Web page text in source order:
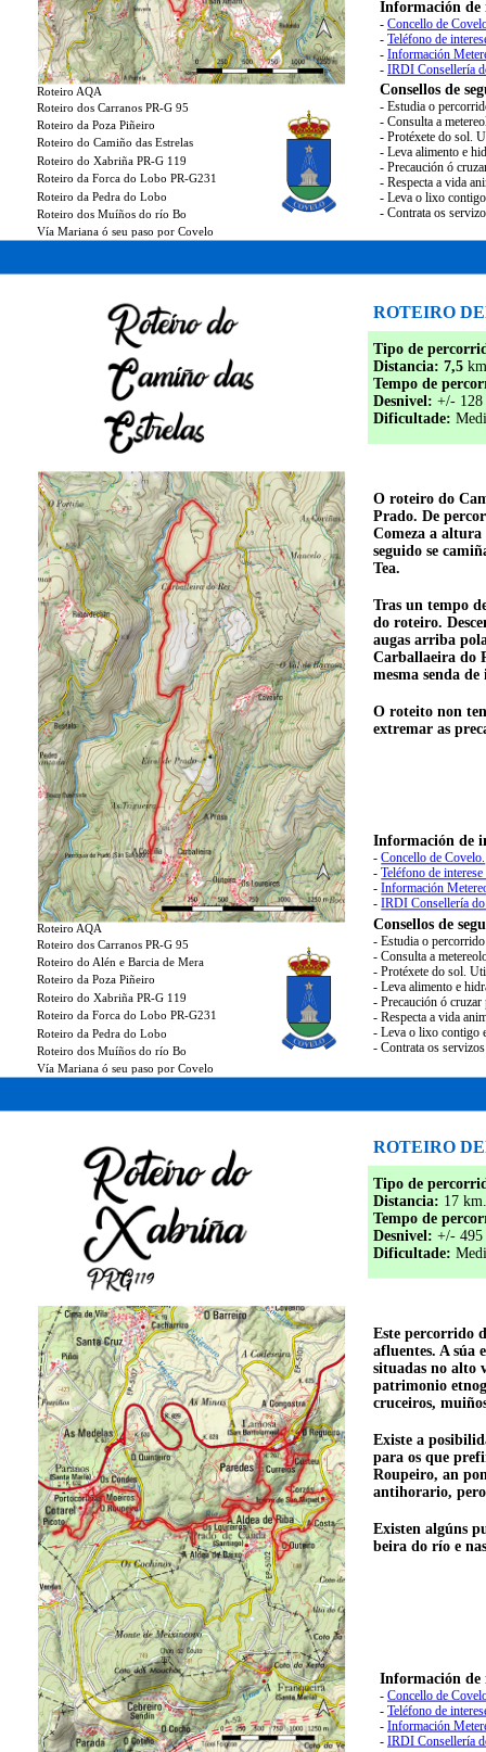
Roteiro AQA
Roteiro dos Carranos PR-G 95
Roteiro da Poza Piñeiro
Roteiro do Camiño das Estrelas
Roteiro do Xabriña PR-G 119
Roteiro da Forca do Lobo PR-G231
Roteiro da Pedra do Lobo
Roteiro dos Muíños do río Bo
Vía Mariana ó seu paso por Covelo
Información de
- Concello de
- Teléfono de
- Información
- IRDI Consellería
Consellos de
- Estudia o
- Consulta a
- Protéxete do sol.
- Leva alimento e
- Precaución ó
- Respecta a vida
- Leva o lixo
- Contrata os
Roteiro AQA
Roteiro dos Carranos PR-G 95
Roteiro do Alén e Barcia de Mera
Roteiro da Poza Piñeiro
Roteiro do Xabriña PR-G 119
Roteiro da Forca do Lobo PR-G231
Roteiro da Pedra do Lobo
Roteiro dos Muíños do río Bo
Vía Mariana ó seu paso por Covelo
ROTEIRO
Tipo de
Distancia: 7,5
Tempo de
Desnivel:+/-
Dificultade:
O roteiro do
Prado. De
Comeza a
seguido se
Tea.
Tras un tempo
do roteiro.
augas arriba
Carballaeira do
mesma senda
O roteito non
extremar as
Información de
-Concello de Covelo.
-Teléfono de
-Información
-IRDI Consellería
Consellos de
- Estudia o
- Consulta a
- Protéxete do sol.
- Leva alimento e
- Precaución ó
- Respecta a vida
- Leva o lixo contigo
- Contrata os
ROTEIRO
Tipo de
Distancia: 17
Tempo de
Desnivel:+/-
Dificultade:
Este percorrido
afluentes. A súa
situadas no alto
patrimonio
cruceiros,
Existe a
para os que
Roupeiro, an
antihorario,
Existen algúns
beira do río e
Información de
- Concello de
- Teléfono de
- Información
- IRDI Consellería